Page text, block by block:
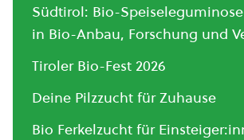
Südtirol: Bio-
in Bio-Anbau, Forschung und
Tiroler Bio-Fest 2026
Deine Pilzzucht für Zuhause
Bio Ferkelzucht für